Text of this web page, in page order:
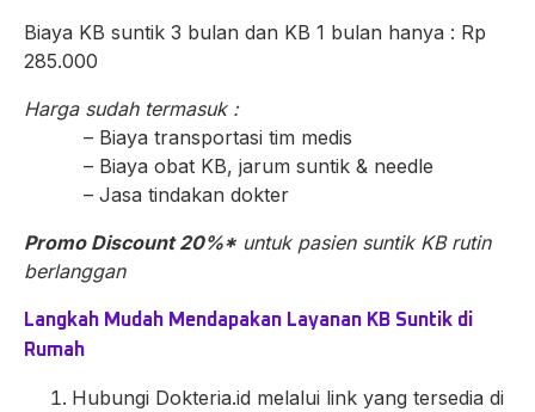
Biaya KB suntik 3 bulan dan KB 1 bulan hanya : Rp
285.000
Harga sudah termasuk :
– Biaya transportasi tim medis
– Biaya obat KB, jarum suntik & needle
– Jasa tindakan dokter
Promo Discount 20%* untuk pasien suntik KB rutin
berlanggan
Langkah Mudah Mendapakan Layanan KB Suntik di
Rumah
Hubungi Dokteria.id melalui link yang tersedia di